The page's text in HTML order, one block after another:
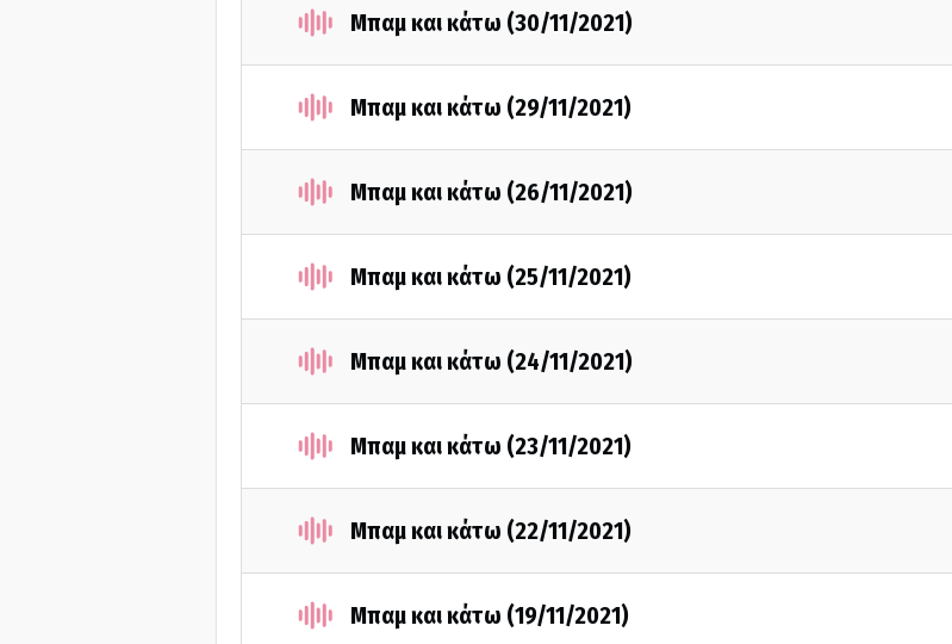
Μπαμ και κάτω (30/11/2021)
Μπαμ και κάτω (29/11/2021)
Μπαμ και κάτω (26/11/2021)
Μπαμ και κάτω (25/11/2021)
Μπαμ και κάτω (24/11/2021)
Μπαμ και κάτω (23/11/2021)
Μπαμ και κάτω (22/11/2021)
Μπαμ και κάτω (19/11/2021)